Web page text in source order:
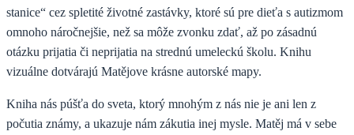
stanice“ cez spletité životné zastávky, ktoré sú pre dieťa s autizmom
omnoho náročnejšie, než sa môže zvonku zdať, až po zásadnú
otázku prijatia či neprijatia na strednú umeleckú školu. Knihu
vizuálne dotvárajú Matějove krásne autorské mapy.
Kniha nás púšťa do sveta, ktorý mnohým z nás nie je ani len z
počutia známy, a ukazuje nám zákutia inej mysle. Matěj má v sebe